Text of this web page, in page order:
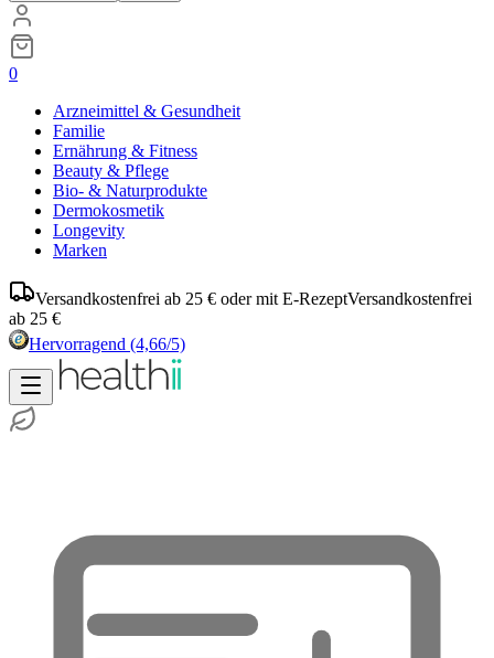
0
Arzneimittel & Gesundheit
Familie
Ernährung & Fitness
Beauty & Pflege
Bio- & Naturprodukte
Dermokosmetik
Longevity
Marken
Versandkostenfrei ab 25 € oder mit E-RezeptVersandkostenfrei
ab 25 €
Hervorragend (4,66/5)